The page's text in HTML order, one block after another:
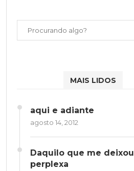
MAIS LIDOS
aqui e adiante
agosto 14, 2012
Daquilo que me deixou
perplexa